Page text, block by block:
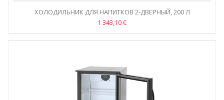
ХОЛОДИЛЬНИК ДЛЯ НАПИТКОВ 2-ДВЕРНЫЙ, 200 Л
1 343,10 €